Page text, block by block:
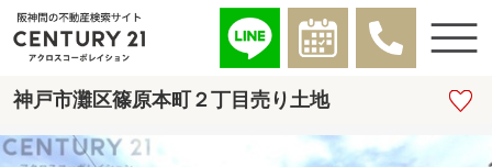
神戸市灘区篠原本町２丁目売り土地